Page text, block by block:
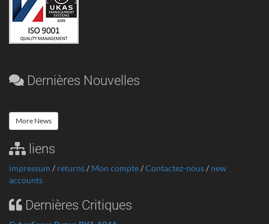
Dernières Nouvelles
More News
liens
impressum / returns/ Mon compte/Contactez-nous/ new
accounts
Dernières Critiques